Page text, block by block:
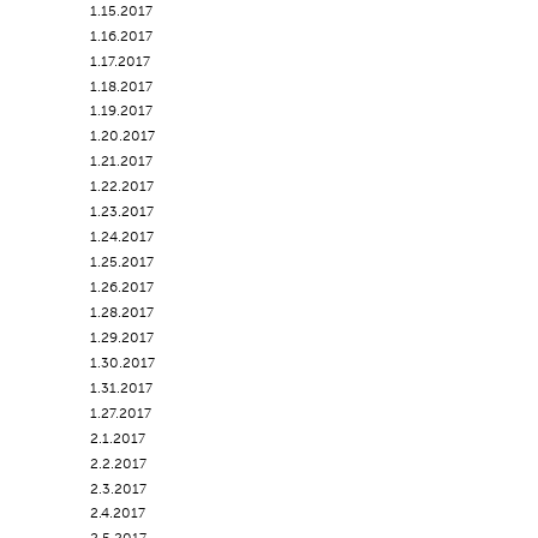
1.15.2017
1.16.2017
1.17.2017
1.18.2017
1.19.2017
1.20.2017
1.21.2017
1.22.2017
1.23.2017
1.24.2017
1.25.2017
1.26.2017
1.28.2017
1.29.2017
1.30.2017
1.31.2017
1.27.2017
2.1.2017
2.2.2017
2.3.2017
2.4.2017